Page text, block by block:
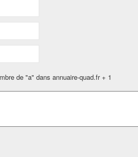
de "a" dans annuaire-quad.fr + 1